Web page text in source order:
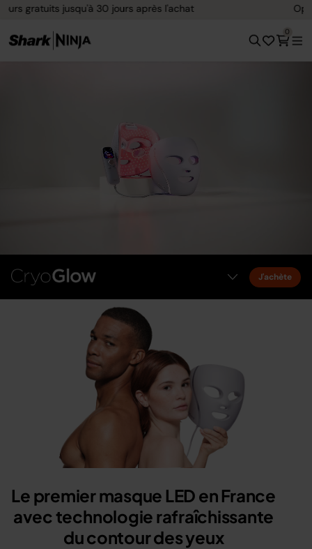
Options de paiement flexible avec Klarna
0
Mode d’emploi
Conseils
J'achète
Le premier masque LED en France
avec technologie rafraîchissante
du contour des yeux